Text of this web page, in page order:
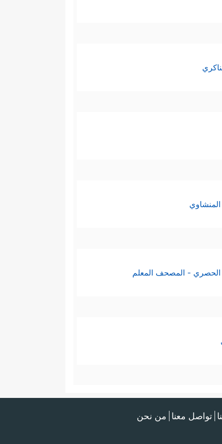
الحصري - المصحف المعلم
تواصل معنا من نحن